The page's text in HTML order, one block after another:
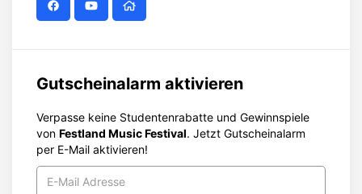
Gutscheinalarm aktivieren
Verpasse keine Studentenrabatte und Gewinnspiele
von Festland Music Festival. Jetzt Gutscheinalarm
per E-Mail aktivieren!